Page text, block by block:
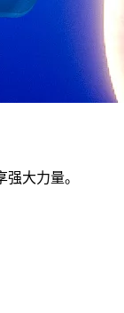
强大力量。